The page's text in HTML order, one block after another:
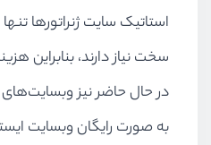
استاتیک سایت ژنراتورها
سخت نیاز دارند، بنابراین
در حال حاضر نیز
به صورت رایگان وبسایت